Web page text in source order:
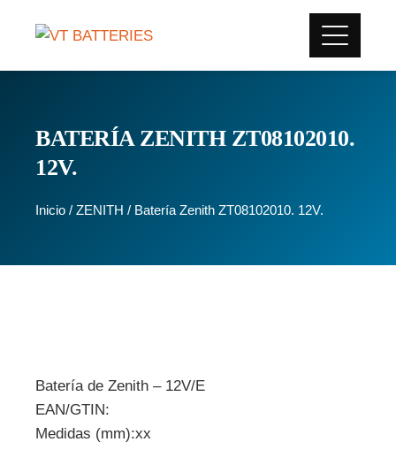
BATERÍA ZENITH ZT08102010.
12V.
Inicio / ZENITH / Batería Zenith ZT08102010. 12V.
Batería de Zenith – 12V/E
EAN/GTIN:
Medidas (mm):xx